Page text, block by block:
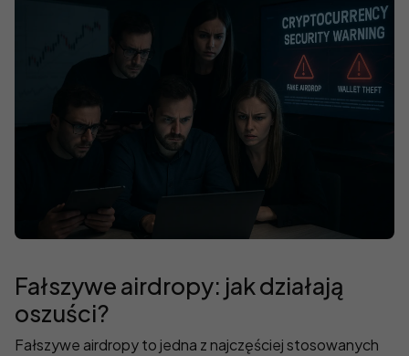
Fałszywe airdropy: jak działają
oszuści?
Fałszywe airdropy to jedna z najczęściej stosowanych